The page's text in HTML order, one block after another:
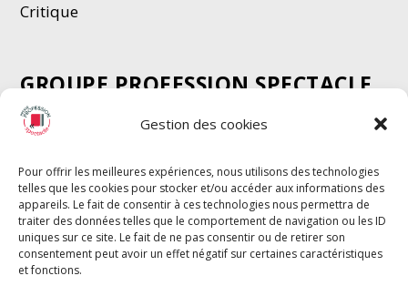
Gestion des cookies
Pour offrir les meilleures expériences, nous utilisons des technologies
telles que les cookies pour stocker et/ou accéder aux informations des
appareils. Le fait de consentir à ces technologies nous permettra de
traiter des données telles que le comportement de navigation ou les ID
uniques sur ce site. Le fait de ne pas consentir ou de retirer son
consentement peut avoir un effet négatif sur certaines caractéristiques
et fonctions.
Critique
GROUPE PROFESSION SPECTACLE
Chèque Intermittents
Chèque Compta
Chèque Emploi Spectacle
G-Pods
Profession Audio-visuel
Le Cahier Pro
Suivre Suivre